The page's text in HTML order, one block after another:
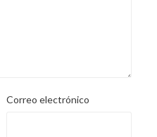
Correo electrónico